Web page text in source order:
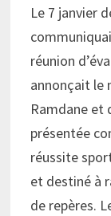
Le 7 janvier
réunion
annonçait le
Ramdane et
présentée
réussite
et destiné à
de repères.